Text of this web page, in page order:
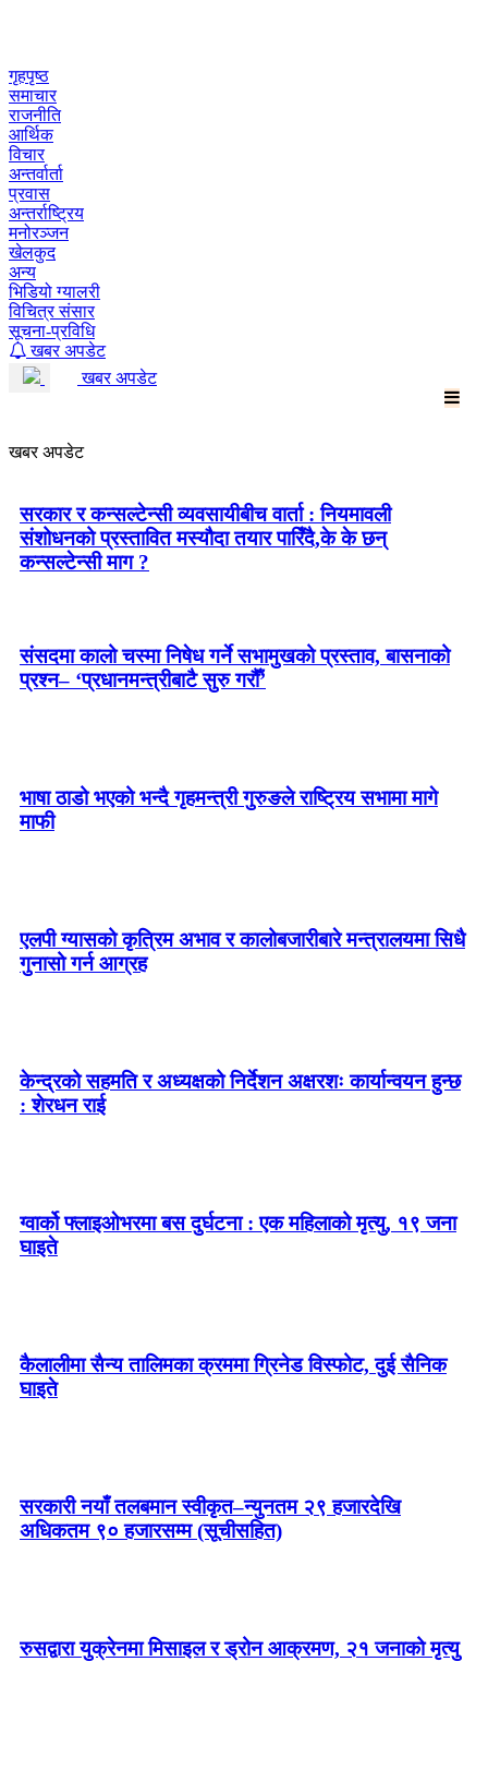
गृहपृष्ठ
समाचार
राजनीति
आर्थिक
विचार
अन्तर्वार्ता
प्रवास
अन्तर्राष्ट्रिय
मनोरञ्जन
खेलकुद
अन्य
भिडियो ग्यालरी
विचित्र संसार
सूचना-प्रविधि
खबर अपडेट
खबर अपडेट
खबर अपडेट
सरकार र कन्सल्टेन्सी व्यवसायीबीच वार्ता : नियमावली
संशोधनको प्रस्तावित मस्यौदा तयार पारिँदै,के के छन्
कन्सल्टेन्सी माग ?
संसदमा कालो चस्मा निषेध गर्ने सभामुखको प्रस्ताव, बासनाको
प्रश्न– ‘प्रधानमन्त्रीबाटै सुरु गरौँ’
भाषा ठाडो भएको भन्दै गृहमन्त्री गुरुङले राष्ट्रिय सभामा मागे
माफी
एलपी ग्यासको कृत्रिम अभाव र कालोबजारीबारे मन्त्रालयमा सिधै
गुनासो गर्न आग्रह
केन्द्रको सहमति र अध्यक्षको निर्देशन अक्षरशः कार्यान्वयन हुन्छ
: शेरधन राई
ग्वार्को फ्लाइओभरमा बस दुर्घटना : एक महिलाको मृत्यु, १९ जना
घाइते
कैलालीमा सैन्य तालिमका क्रममा ग्रिनेड विस्फोट, दुई सैनिक
घाइते
सरकारी नयाँ तलबमान स्वीकृत–न्युनतम २९ हजारदेखि
अधिकतम ९० हजारसम्म (सूचीसहित)
रुसद्वारा युक्रेनमा मिसाइल र ड्रोन आक्रमण, २१ जनाको मृत्यु